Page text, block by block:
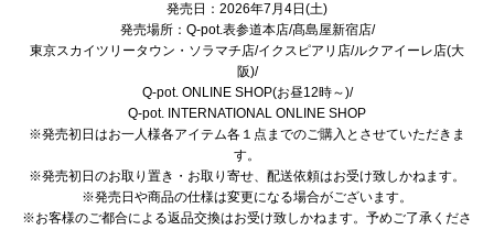
発売日：2026年7月4日(土)
発売場所： Q-pot.表参道本店/髙島屋新宿店/
東京スカイツリータウン・ソラマチ店/イクスピアリ店/ルクアイーレ店(大
阪)/
Q-pot. ONLINE SHOP(お昼12時～)/
Q-pot. INTERNATIONAL ONLINE SHOP
※発売初日はお一人様各アイテム各１点までのご購入とさせていただきま
す。
※発売初日のお取り置き・お取り寄せ、配送依頼はお受け致しかねます。
※発売日や商品の仕様は変更になる場合がございます。
※お客様のご都合による返品交換はお受け致しかねます。予めご了承くださ